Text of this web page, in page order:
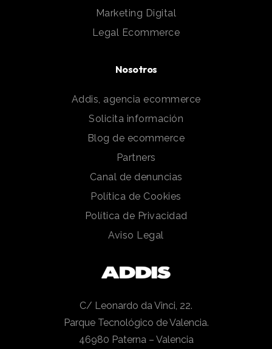
Marketing Digital
Legal Ecommerce
Nosotros
Addis, agencia ecommerce
Solicita información
Blog de ecommerce
Partners
Canal de denuncias
Política de Cookies
Política de Privacidad
Aviso Legal
C/ Leonardo da Vinci, 22.
Parque Tecnológico de Valencia.
46980 Paterna – Valencia